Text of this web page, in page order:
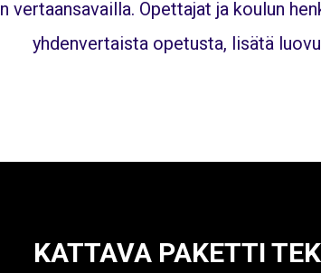
vertaansavailla. Opettajat ja koulun
yhdenvertaista opetusta, lisätä
KATTAVA PAKETTI